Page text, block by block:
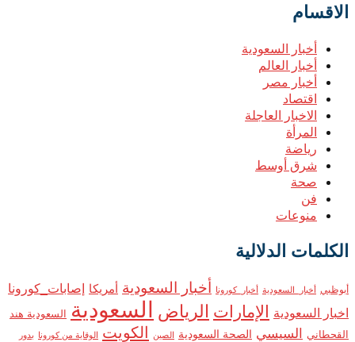
الاقسام
أخبار السعودية
أخبار العالم
أخبار مصر
اقتصاد
الاخبار العاجلة
المرأة
رياضة
شرق أوسط
صحة
فن
منوعات
الكلمات الدلالية
أبوظبي أخبار_السعودية أخبار_كورونا أخبار السعودية أمريكا إصابات_كورونا
اخبار السعودية الإمارات الرياض السعودية السعودية هند
القحطاني السيسي الصحة السعودية الصين الكويت الوقاية من كورونا بدور